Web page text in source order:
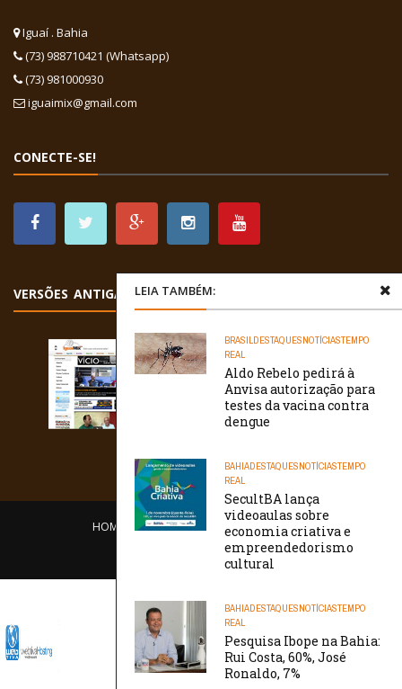
LEIA TAMBÉM:
BRASILDESTAQUESNOTÍCIASTEMPO
REAL
Aldo Rebelo pedirá à
Anvisa autorização para
testes da vacina contra
dengue
BAHIADESTAQUESNOTÍCIASTEMPO
REAL
SecultBA lança
videoaulas sobre
economia criativa e
empreendedorismo
cultural
BAHIADESTAQUESNOTÍCIASTEMPO
REAL
Pesquisa Ibope na Bahia:
Rui Costa, 60%, José
Ronaldo, 7%
Iguaí . Bahia
(73) 988710421 (Whatsapp)
(73) 981000930
iguaimix@gmail.com
CONECTE-SE!
VERSÕES ANTIGAS
HOME EQUIPE O PORTAL CONTATO
/// WebtivaHOSTING